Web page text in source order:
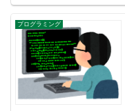
プログラミング